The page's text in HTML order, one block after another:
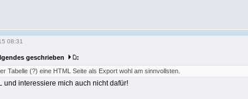
08:31
geschrieben
:
Tabelle (?) eine HTML Seite als Export wohl am sinnvollsten.
und interessiere mich auch nicht dafür!